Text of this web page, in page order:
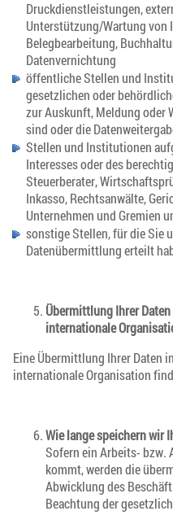
Druckdienstleistungen,
Unterstützung/Wartung von
Belegbearbeitung,
Datenvernichtung
öffentliche Stellen und
gesetzlichen oder
zur Auskunft, Meldung oder
sind oder die
Stellen und Institutionen
Interesses oder des
Steuerberater,
Inkasso, Rechtsanwälte,
Unternehmen und Gremien
sonstige Stellen, für die Sie
Datenübermittlung erteilt
Übermittlung Ihrer
internationale
Eine Übermittlung Ihrer Daten
internationale Organisation
Wie lange speichern wir
Sofern ein Arbeits- bzw.
kommt, werden die
Abwicklung des
Beachtung der